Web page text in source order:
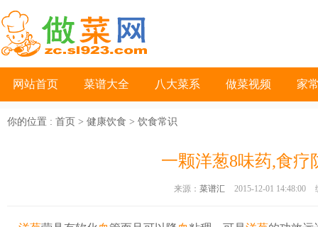
网站首页 菜谱大全 八大菜系 做菜视频 家
你的位置 : 首页 > 健康饮食 > 饮食常识
一颗洋葱8味药,食疗
来源： 菜谱汇 2015-12-01 14:48:00